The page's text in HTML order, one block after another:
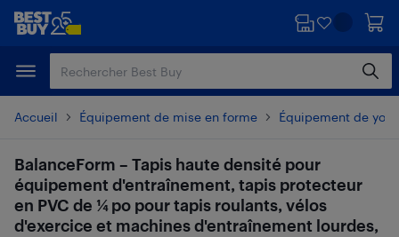
Passer
principal
Passer
Accueil Équipement de mise en forme Équipement de
BalanceForm – Tapis haute densité pour
équipement d'entraînement, tapis protecteur
en PVC de 1⁄4 po pour tapis roulants, vélos
d'exercice et machines d'entraînement lourdes,